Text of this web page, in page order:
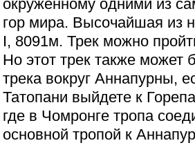
окруженному одними из
гор мира. Высочайшая из
I, 8091м. Трек можно
Но этот трек также может
трека вокруг Аннапурны,
Татопани выйдете к
где в Чомронге тропа
основной тропой к